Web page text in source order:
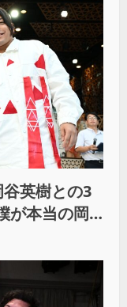
谷英樹との3
が本当の岡